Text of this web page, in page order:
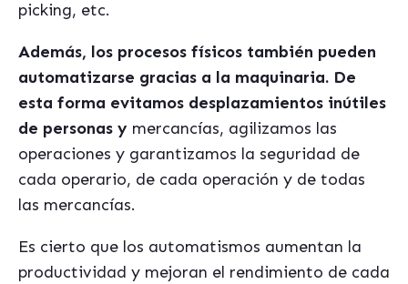
picking, etc.
Además, los procesos físicos también pueden
automatizarse gracias a la maquinaria. De
esta forma evitamos desplazamientos inútiles
de personas y mercancías, agilizamos las
operaciones y garantizamos la seguridad de
cada operario, de cada operación y de todas
las mercancías.
Es cierto que los automatismos aumentan la
productividad y mejoran el rendimiento de cada